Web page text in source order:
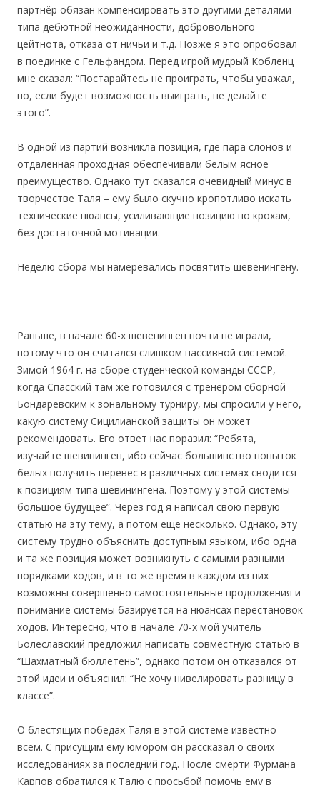
партнёр обязан компенсировать это другими деталями
типа дебютной неожиданности, добровольного
цейтнота, отказа от ничьи и т.д. Позже я это опробовал
в поединке с Гельфандом. Перед игрой мудрый Кобленц
мне сказал: “Постарайтесь не проиграть, чтобы уважал,
но, если будет возможность выиграть, не делайте
этого”.
В одной из партий возникла позиция, где пара слонов и
отдаленная проходная обеспечивали белым ясное
преимущество. Однако тут сказался очевидный минус в
творчестве Таля – ему было скучно кропотливо искать
технические нюансы, усиливающие позицию по крохам,
без достаточной мотивации.
Неделю сбора мы намеревались посвятить шевенингену.
Раньше, в начале 60-х шевенинген почти не играли,
потому что он считался слишком пассивной системой.
Зимой 1964 г. на сборе студенческой команды СССР,
когда Спасский там же готовился с тренером сборной
Бондаревским к зональному турниру, мы спросили у него,
какую систему Сицилианской защиты он может
рекомендовать. Его ответ нас поразил: “Ребята,
изучайте шевининген, ибо сейчас большинство попыток
белых получить перевес в различных системах сводится
к позициям типа шевинингена. Поэтому у этой системы
большое будущее”. Через год я написал свою первую
статью на эту тему, а потом еще несколько. Однако, эту
систему трудно объяснить доступным языком, ибо одна
и та же позиция может возникнуть с самыми разными
порядками ходов, и в то же время в каждом из них
возможны совершенно самостоятельные продолжения и
понимание системы базируется на нюансах перестановок
ходов. Интересно, что в начале 70-х мой учитель
Болеславский предложил написать совместную статью в
“Шахматный бюллетень”, однако потом он отказался от
этой идеи и объяснил: “Не хочу нивелировать разницу в
классе”.
О блестящих победах Таля в этой системе известно
всем. С присущим ему юмором он рассказал о своих
исследованиях за последний год. После смерти Фурмана
Карпов обратился к Талю с просьбой помочь ему в